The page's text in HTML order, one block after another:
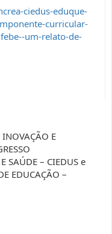
ciedus-eduque-
curricular-
um-relato-de-
E
SAÚDE – CIEDUS e
EDUCAÇÃO –